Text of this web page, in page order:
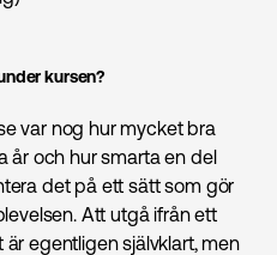
kursen?
var nog hur mycket bra
år och hur smarta en del
det på ett sätt som gör
Att utgå ifrån ett
egentligen självklart, men